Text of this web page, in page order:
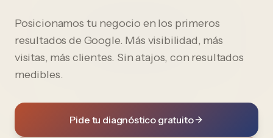
Posicionamos tu negocio en los primeros
resultados de Google. Más visibilidad, más
visitas, más clientes. Sin atajos, con resultados
medibles.
Pide tu diagnóstico gratuito